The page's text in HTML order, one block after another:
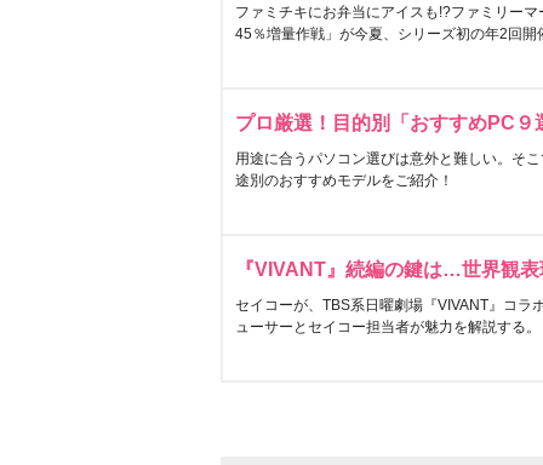
ファミチキにお弁当にアイスも!?ファミリー
45％増量作戦」が今夏、シリーズ初の年2回開
プロ厳選！目的別「おすすめPC９
用途に合うパソコン選びは意外と難しい。そ
途別のおすすめモデルをご紹介！
『VIVANT』続編の鍵は…世界観
セイコーが、TBS系日曜劇場『VIVANT』コラ
ューサーとセイコー担当者が魅力を解説する。